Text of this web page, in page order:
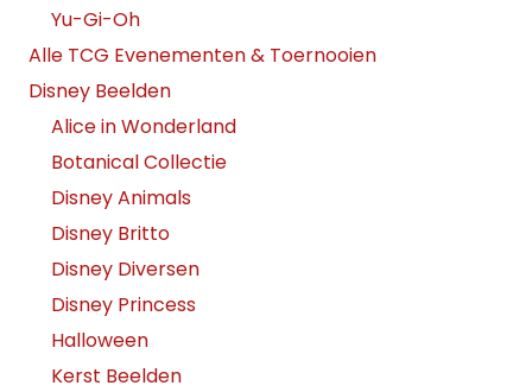
Yu-Gi-Oh
Alle TCG Evenementen & Toernooien
Disney Beelden
Alice in Wonderland
Botanical Collectie
Disney Animals
Disney Britto
Disney Diversen
Disney Princess
Halloween
Kerst Beelden